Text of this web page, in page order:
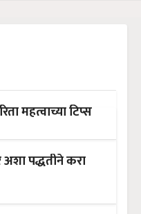
महत्वाच्या टिप्स
पद्धतीने करा